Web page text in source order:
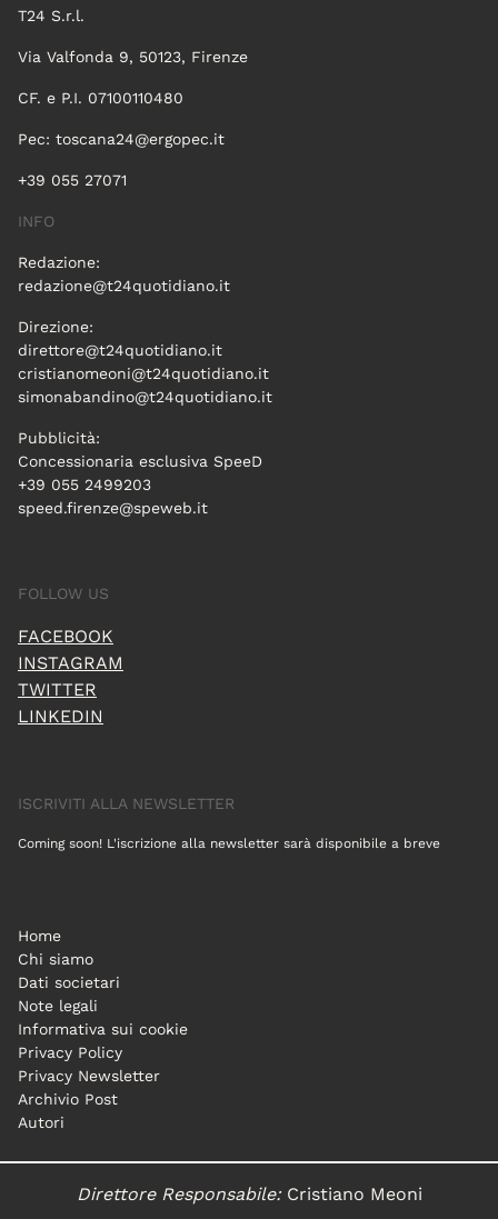
T24 S.r.l.
Via Valfonda 9, 50123, Firenze
CF. e P.I. 07100110480
Pec: toscana24@ergopec.it
+39 055 27071
INFO
Redazione:
redazione@t24quotidiano.it
Direzione:
direttore@t24quotidiano.it
cristianomeoni@t24quotidiano.it
simonabandino@t24quotidiano.it
Pubblicità:
Concessionaria esclusiva SpeeD
+39 055 2499203
speed.firenze@speweb.it
FOLLOW US
FACEBOOK
INSTAGRAM
TWITTER
LINKEDIN
ISCRIVITI ALLA NEWSLETTER
Coming soon! L'iscrizione alla newsletter sarà disponibile a breve
Home
Chi siamo
Dati societari
Note legali
Informativa sui cookie
Privacy Policy
Privacy Newsletter
Archivio Post
Autori
Direttore Responsabile:Cristiano Meoni